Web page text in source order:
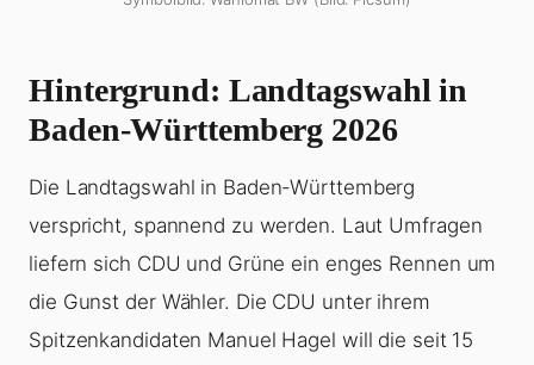
Hintergrund: Landtagswahl in
Baden-Württemberg 2026
Die Landtagswahl in Baden-Württemberg
verspricht, spannend zu werden. Laut Umfragen
liefern sich CDU und Grüne ein enges Rennen um
die Gunst der Wähler. Die CDU unter ihrem
Spitzenkandidaten Manuel Hagel will die seit 15